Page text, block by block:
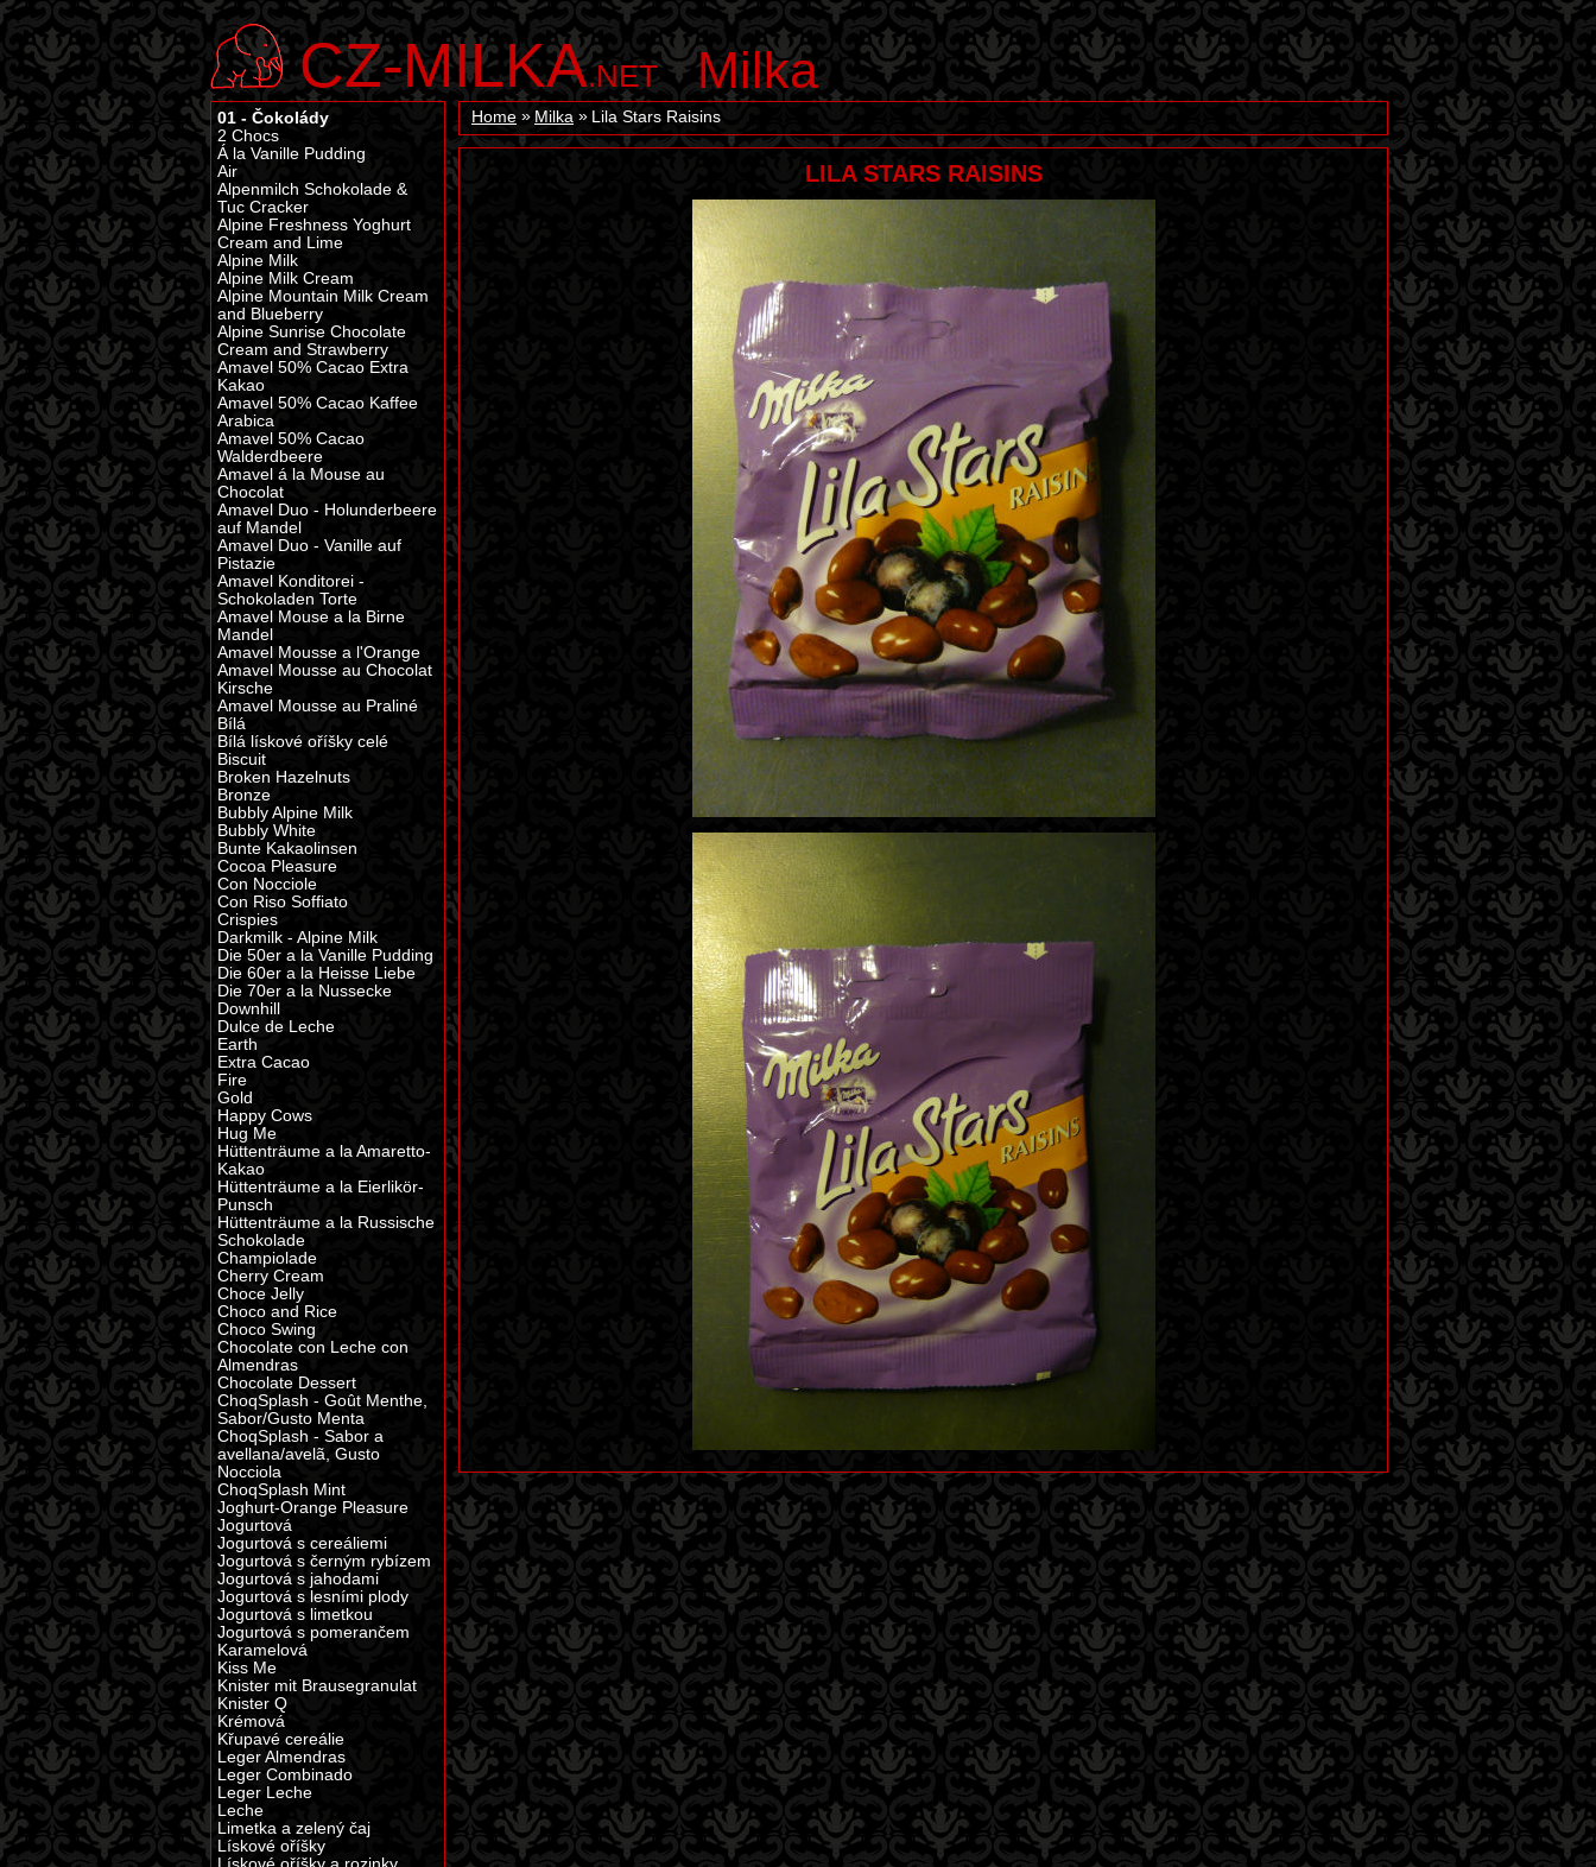
CZ-MILKA.NET Milka
Home Milka Lila Stars Raisins
LILA STARS RAISINS
01 - Čokolády
2 Chocs
Á la Vanille Pudding
Air
Alpenmilch Schokolade &
Tuc Cracker
Alpine Freshness Yoghurt
Cream and Lime
Alpine Milk
Alpine Milk Cream
Alpine Mountain Milk Cream
and Blueberry
Alpine Sunrise Chocolate
Cream and Strawberry
Amavel 50% Cacao Extra
Kakao
Amavel 50% Cacao Kaffee
Arabica
Amavel 50% Cacao
Walderdbeere
Amavel á la Mouse au
Chocolat
Amavel Duo - Holunderbeere
auf Mandel
Amavel Duo - Vanille auf
Pistazie
Amavel Konditorei -
Schokoladen Torte
Amavel Mouse a la Birne
Mandel
Amavel Mousse a l'Orange
Amavel Mousse au Chocolat
Kirsche
Amavel Mousse au Praliné
Bílá
Bílá lískové oříšky celé
Biscuit
Broken Hazelnuts
Bronze
Bubbly Alpine Milk
Bubbly White
Bunte Kakaolinsen
Cocoa Pleasure
Con Nocciole
Con Riso Soffiato
Crispies
Darkmilk - Alpine Milk
Die 50er a la Vanille Pudding
Die 60er a la Heisse Liebe
Die 70er a la Nussecke
Downhill
Dulce de Leche
Earth
Extra Cacao
Fire
Gold
Happy Cows
Hug Me
Hüttenträume a la Amaretto-
Kakao
Hüttenträume a la Eierlikör-
Punsch
Hüttenträume a la Russische
Schokolade
Champiolade
Cherry Cream
Choce Jelly
Choco and Rice
Choco Swing
Chocolate con Leche con
Almendras
Chocolate Dessert
ChoqSplash - Goût Menthe,
Sabor/Gusto Menta
ChoqSplash - Sabor a
avellana/avelã, Gusto
Nocciola
ChoqSplash Mint
Joghurt-Orange Pleasure
Jogurtová
Jogurtová s cereáliemi
Jogurtová s černým rybízem
Jogurtová s jahodami
Jogurtová s lesními plody
Jogurtová s limetkou
Jogurtová s pomerančem
Karamelová
Kiss Me
Knister mit Brausegranulat
Knister Q
Krémová
Křupavé cereálie
Leger Almendras
Leger Combinado
Leger Leche
Leche
Limetka a zelený čaj
Lískové oříšky